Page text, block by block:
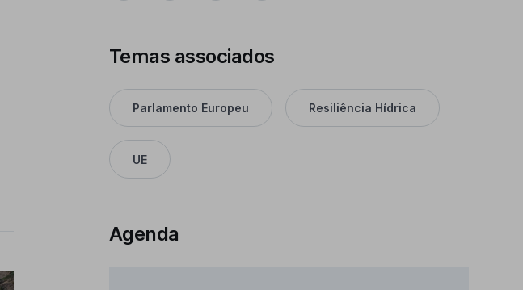
Temas associados
Parlamento Europeu Resiliência Hídrica
UE
Agenda